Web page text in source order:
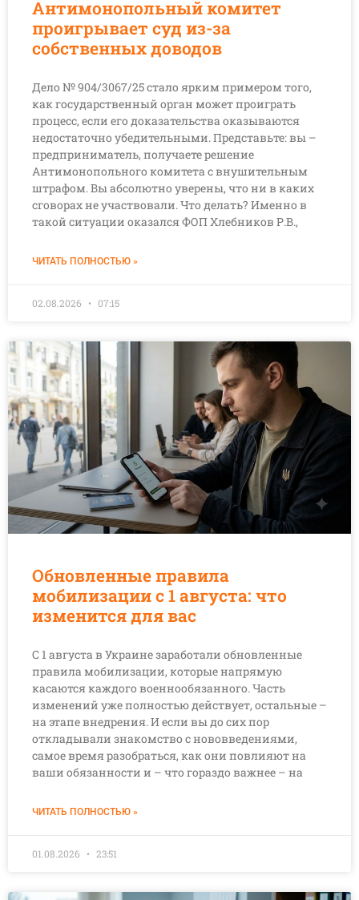
Антимонопольный комитет
проигрывает суд из-за
собственных доводов
Дело № 904/3067/25 стало ярким примером того,
как государственный орган может проиграть
процесс, если его доказательства оказываются
недостаточно убедительными. Представьте: вы –
предприниматель, получаете решение
Антимонопольного комитета с внушительным
штрафом. Вы абсолютно уверены, что ни в каких
сговорах не участвовали. Что делать? Именно в
такой ситуации оказался ФОП Хлебников Р.В.,
ЧИТАТЬ ПОЛНОСТЬЮ »
02.08.2026 07:15
Обновленные правила
мобилизации с 1 августа: что
изменится для вас
С 1 августа в Украине заработали обновленные
правила мобилизации, которые напрямую
касаются каждого военнообязанного. Часть
изменений уже полностью действует, остальные –
на этапе внедрения. И если вы до сих пор
откладывали знакомство с нововведениями,
самое время разобраться, как они повлияют на
ваши обязанности и – что гораздо важнее – на
ЧИТАТЬ ПОЛНОСТЬЮ »
01.08.2026 23:51